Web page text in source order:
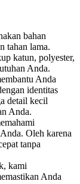
bahan
tahan lama.
katun, polyester,
Anda.
Anda
identitas
detail kecil
Anda.
Oleh karena
tanpa
kami
Anda